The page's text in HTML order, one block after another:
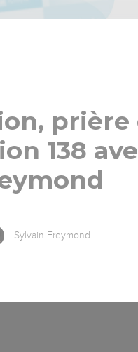
prière
138
Sylvain Freymond